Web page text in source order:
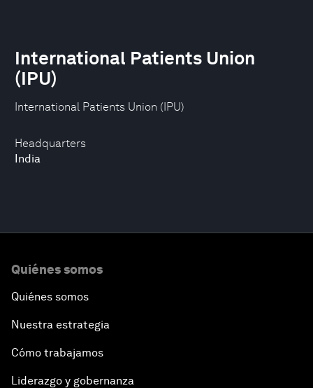
Headquarters
India
International Patients Union
(IPU)
International Patients Union (IPU)
Quiénes somos
Quiénes somos
Nuestra estrategia
Cómo trabajamos
Liderazgo y gobernanza